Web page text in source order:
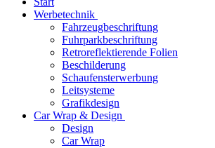
Werbetechnik
Fahrzeugbeschriftung
Fuhrparkbeschriftung
Retroreflektierende Folien
Beschilderung
Schaufensterwerbung
Leitsysteme
Grafikdesign
Car Wrap & Design
Design
Car Wrap